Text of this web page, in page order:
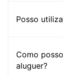
Posso
Como
aluguer?